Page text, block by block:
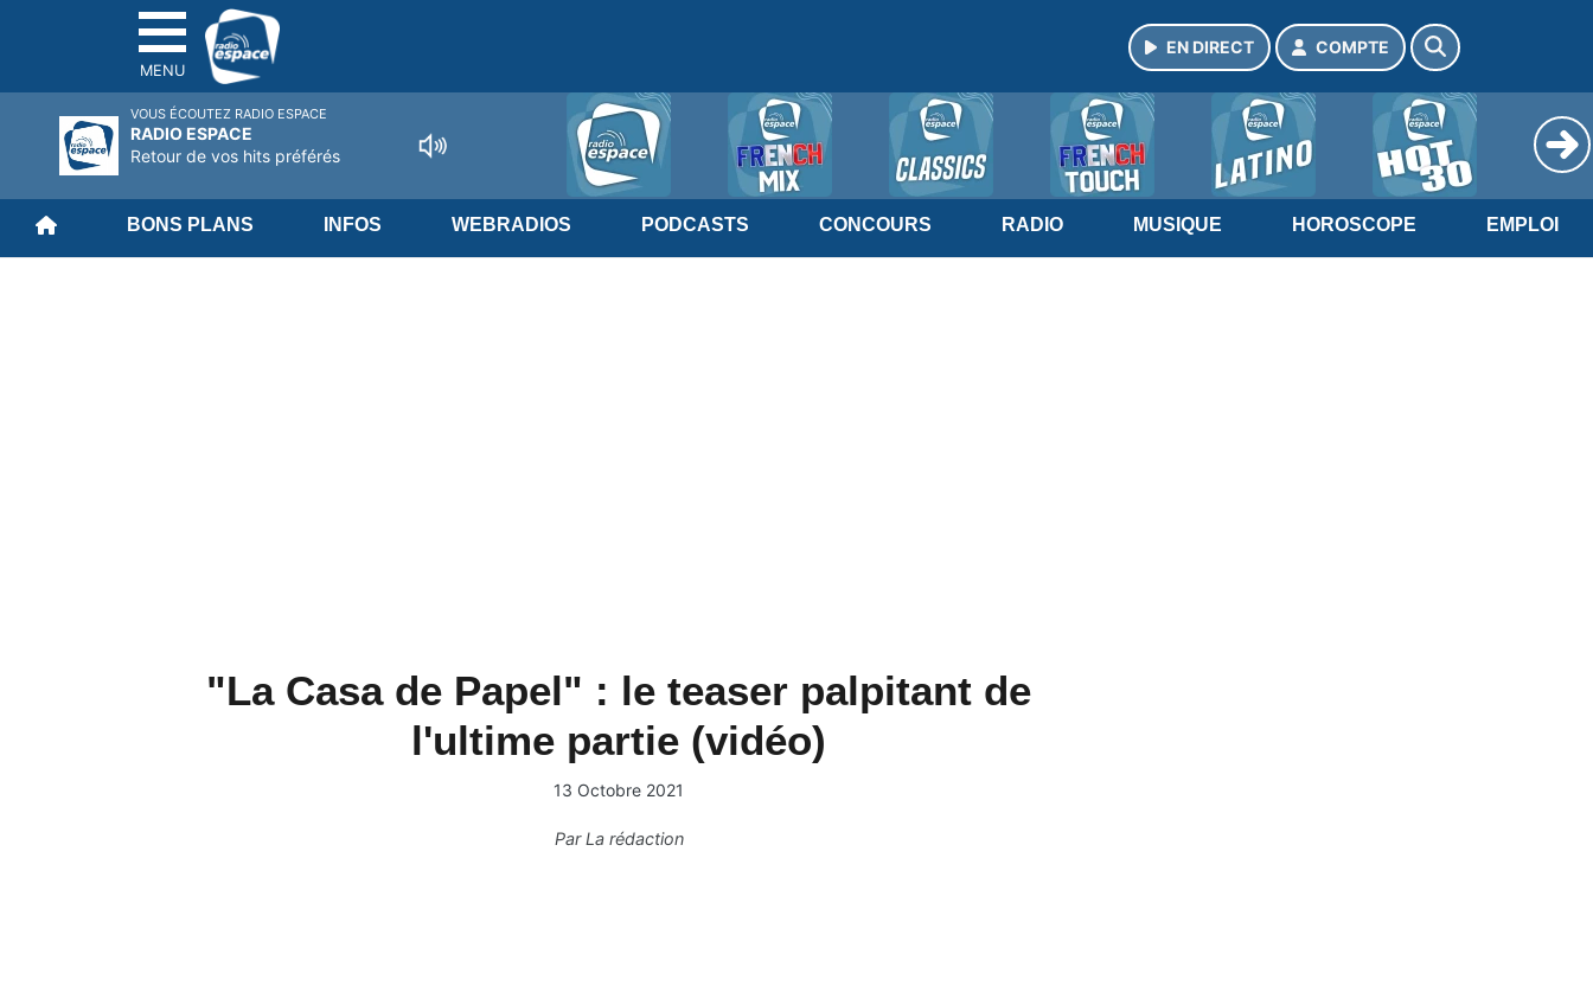
MENU
EN DIRECT COMPTE
BONS PLANS INFOS WEBRADIOS PODCASTS CONCOURS RADIO MUSIQUE HOROSCOPE EMPLOI
"La Casa de Papel" : le teaser palpitant de
l'ultime partie (vidéo)
13 Octobre 2021
ParLa rédaction
VOUS ÉCOUTEZ RADIO ESPACE
RADIO ESPACE
Retour de vos hits préférés